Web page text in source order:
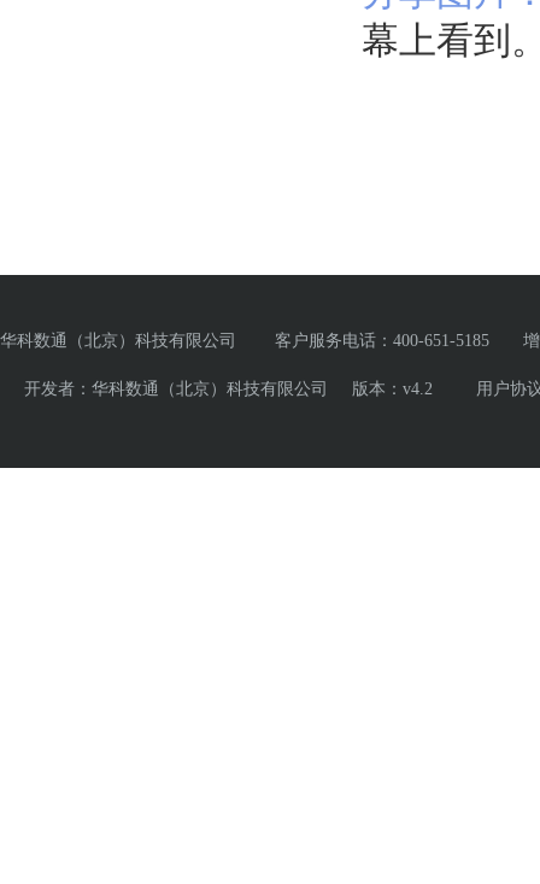
幕上看到
华科数通（北京）科技有限公司 客户服务电话：400-651-5185
开发者：华科数通（北京）科技有限公司 版本：v4.2 用户协